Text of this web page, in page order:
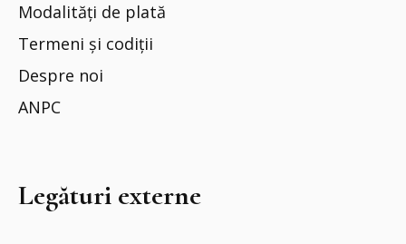
Modalități de plată
Termeni și codiții
Despre noi
ANPC
Legături externe